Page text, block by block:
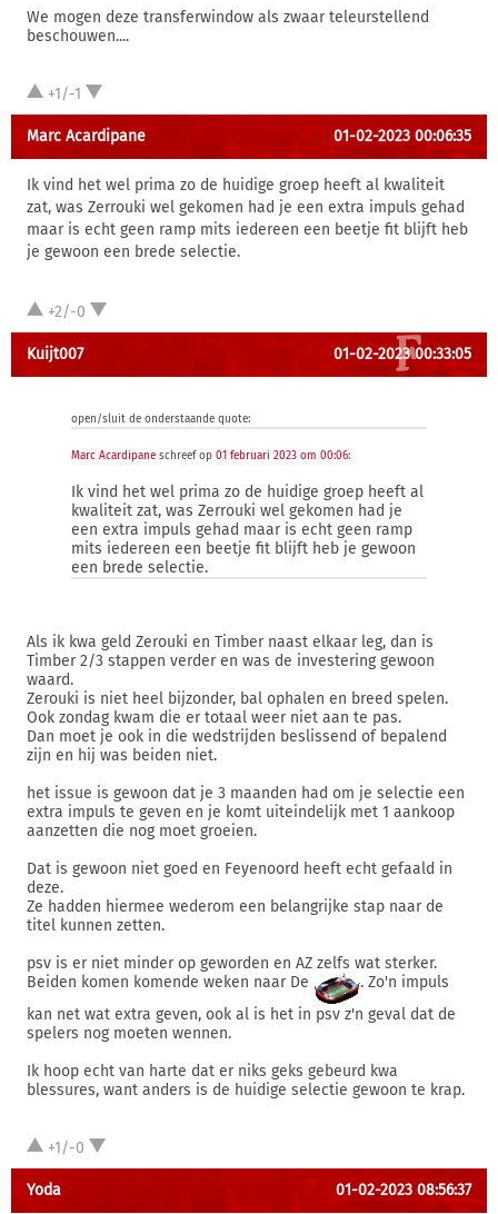
We mogen deze transferwindow als zwaar teleurstellend
beschouwen....
+1/-1
Marc Acardipane 01-02-2023 00:06:35
Ik vind het wel prima zo de huidige groep heeft al kwaliteit
zat, was Zerrouki wel gekomen had je een extra impuls gehad
maar is echt geen ramp mits iedereen een beetje fit blijft heb
je gewoon een brede selectie.
+2/-0
Kuijt007 01-02-2023 00:33:05
open/sluit de onderstaande quote:
Marc Acardipane schreef op 01 februari 2023 om 00:06:
Ik vind het wel prima zo de huidige groep heeft al
kwaliteit zat, was Zerrouki wel gekomen had je
een extra impuls gehad maar is echt geen ramp
mits iedereen een beetje fit blijft heb je gewoon
een brede selectie.
Als ik kwa geld Zerouki en Timber naast elkaar leg, dan is
Timber 2/3 stappen verder en was de investering gewoon
waard.
Zerouki is niet heel bijzonder, bal ophalen en breed spelen.
Ook zondag kwam die er totaal weer niet aan te pas.
Dan moet je ook in die wedstrijden beslissend of bepalend
zijn en hij was beiden niet.
het issue is gewoon dat je 3 maanden had om je selectie een
extra impuls te geven en je komt uiteindelijk met 1 aankoop
aanzetten die nog moet groeien.
Dat is gewoon niet goed en Feyenoord heeft echt gefaald in
deze.
Ze hadden hiermee wederom een belangrijke stap naar de
titel kunnen zetten.
psv is er niet minder op geworden en AZ zelfs wat sterker.
Beiden komen komende weken naar De
. Zo'n impuls
kan net wat extra geven, ook al is het in psv z'n geval dat de
spelers nog moeten wennen.
Ik hoop echt van harte dat er niks geks gebeurd kwa
blessures, want anders is de huidige selectie gewoon te krap.
+1/-0
Yoda 01-02-2023 08:56:37